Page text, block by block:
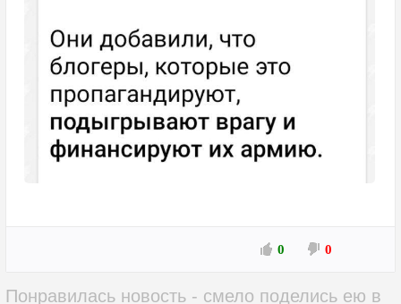
0 0
Понравилась новость - смело поделись ею в